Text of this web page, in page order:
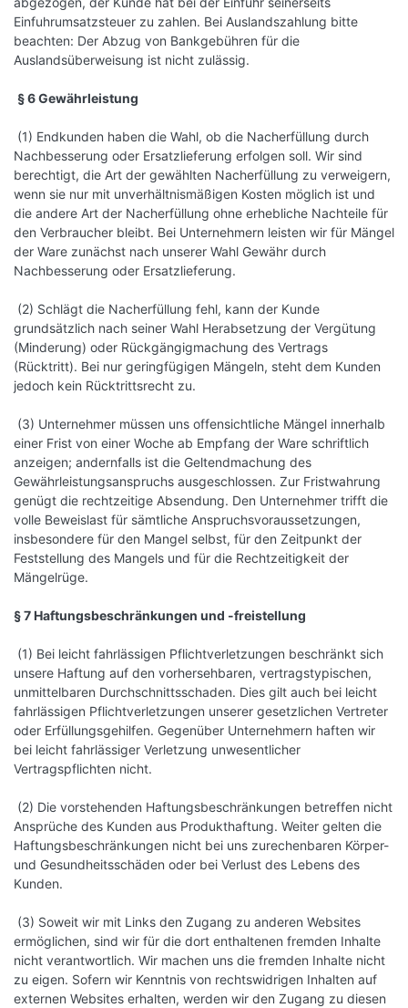
Einfuhrumsatzsteuer zu zahlen. Bei Auslandszahlung bitte
beachten: Der Abzug von Bankgebühren für die
Auslandsüberweisung ist nicht zulässig.
§ 6 Gewährleistung
(1) Endkunden haben die Wahl, ob die Nacherfüllung durch
Nachbesserung oder Ersatzlieferung erfolgen soll. Wir sind
berechtigt, die Art der gewählten Nacherfüllung zu verweigern,
wenn sie nur mit unverhältnismäßigen Kosten möglich ist und
die andere Art der Nacherfüllung ohne erhebliche Nachteile für
den Verbraucher bleibt. Bei Unternehmern leisten wir für Mängel
der Ware zunächst nach unserer Wahl Gewähr durch
Nachbesserung oder Ersatzlieferung.
(2) Schlägt die Nacherfüllung fehl, kann der Kunde
grundsätzlich nach seiner Wahl Herabsetzung der Vergütung
(Minderung) oder Rückgängigmachung des Vertrags
(Rücktritt). Bei nur geringfügigen Mängeln, steht dem Kunden
jedoch kein Rücktrittsrecht zu.
(3) Unternehmer müssen uns offensichtliche Mängel innerhalb
einer Frist von einer Woche ab Empfang der Ware schriftlich
anzeigen; andernfalls ist die Geltendmachung des
Gewährleistungsanspruchs ausgeschlossen. Zur Fristwahrung
genügt die rechtzeitige Absendung. Den Unternehmer trifft die
volle Beweislast für sämtliche Anspruchsvoraussetzungen,
insbesondere für den Mangel selbst, für den Zeitpunkt der
Feststellung des Mangels und für die Rechtzeitigkeit der
Mängelrüge.
§ 7 Haftungsbeschränkungen und -freistellung
(1) Bei leicht fahrlässigen Pflichtverletzungen beschränkt sich
unsere Haftung auf den vorhersehbaren, vertragstypischen,
unmittelbaren Durchschnittsschaden. Dies gilt auch bei leicht
fahrlässigen Pflichtverletzungen unserer gesetzlichen Vertreter
oder Erfüllungsgehilfen. Gegenüber Unternehmern haften wir
bei leicht fahrlässiger Verletzung unwesentlicher
Vertragspflichten nicht.
(2) Die vorstehenden Haftungsbeschränkungen betreffen nicht
Ansprüche des Kunden aus Produkthaftung. Weiter gelten die
Haftungsbeschränkungen nicht bei uns zurechenbaren Körper-
und Gesundheitsschäden oder bei Verlust des Lebens des
Kunden.
(3) Soweit wir mit Links den Zugang zu anderen Websites
ermöglichen, sind wir für die dort enthaltenen fremden Inhalte
nicht verantwortlich. Wir machen uns die fremden Inhalte nicht
zu eigen. Sofern wir Kenntnis von rechtswidrigen Inhalten auf
externen Websites erhalten, werden wir den Zugang zu diesen